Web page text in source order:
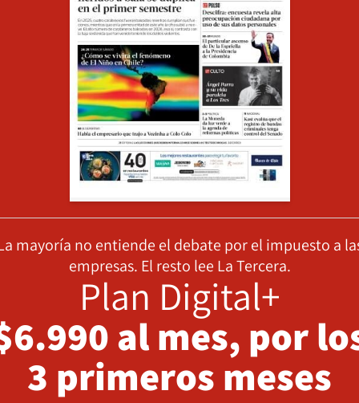
mayoría no entiende el debate por el impuesto a
empresas. El resto lee La Tercera.
Plan Digital+
al mes, por
3 primeros meses